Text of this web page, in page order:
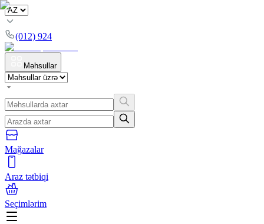
(012) 924
Məhsullar
Mağazalar
Araz tətbiqi
Seçimlərim